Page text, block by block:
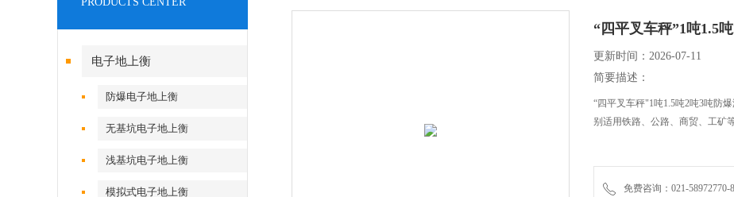
电子地上衡
防爆电子地上衡
无基坑电子地上衡
浅基坑电子地上衡
模拟式电子地上衡
“四平叉车秤”1吨1.5
更新时间：2026-07-11
简要描述：
“四平叉车秤"1吨1.5吨2吨3吨防
别适用铁路、公路、商贸、工矿
免费咨询：021-58972770-